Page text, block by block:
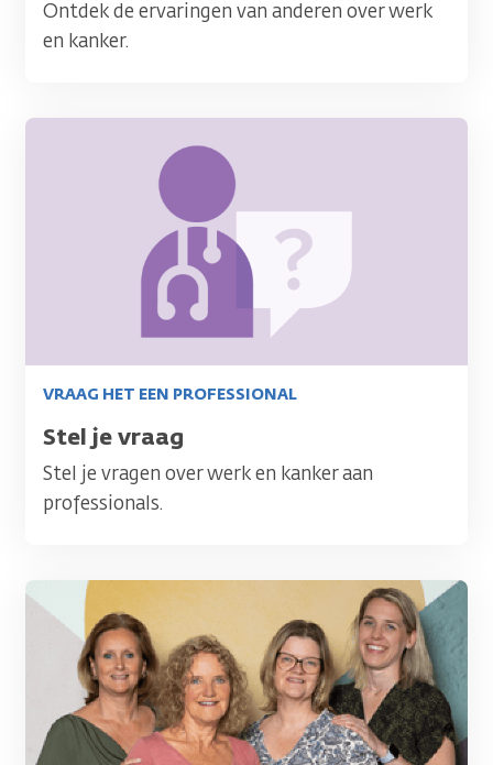
Ontdek de ervaringen van anderen over werk
en kanker.
Afbeelding
VRAAG HET EEN PROFESSIONAL
Titel
Stel je vraag
Stel je vragen over werk en kanker aan
professionals.
Afbeelding